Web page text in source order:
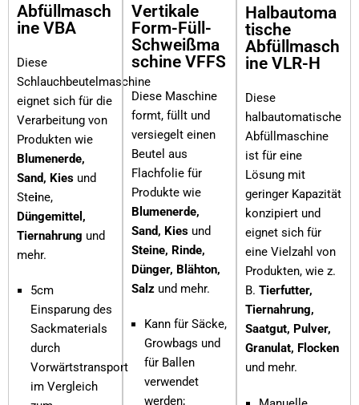
Abfüllmasch
ine VBA
Diese
Schlauchbeutelmaschine
eignet sich für die
Verarbeitung von
Produkten wie
Blumenerde,
Sand, Kies und
Steine,
Düngemittel,
Tiernahrung und
mehr.
5cm
Einsparung des
Sackmaterials
durch
Vorwärtstransport
im Vergleich
Vertikale
Form-Füll-
Schweißma
schine VFFS
Diese Maschine
formt, füllt und
versiegelt einen
Beutel aus
Flachfolie für
Produkte wie
Blumenerde,
Sand, Kiesund
Steine, Rinde,
Dünger, Blähton,
Salz und mehr.
Kann für Säcke,
Growbags und
für Ballen
verwendet
werden;
Halbautoma
tische
Abfüllmasch
ine VLR-H
Diese
halbautomatische
Abfüllmaschine
ist für eine
Lösung mit
geringer Kapazität
konzipiert und
eignet sich für
eine Vielzahl von
Produkten, wie z.
B.Tierfutter,
Tiernahrung,
Saatgut, Pulver,
Granulat, Flocken
und mehr.